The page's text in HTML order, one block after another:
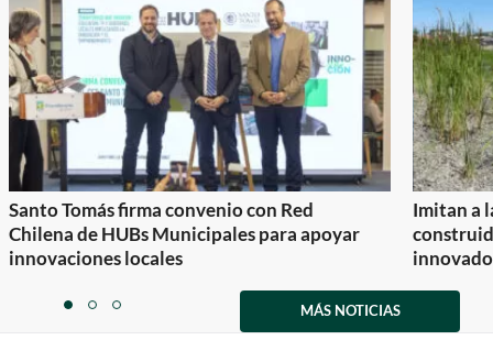
Santo Tomás firma convenio con Red
Chilena de HUBs Municipales para apoyar
innovaciones locales
Imitan a
itemitemitem
MÁS NOTICIAS